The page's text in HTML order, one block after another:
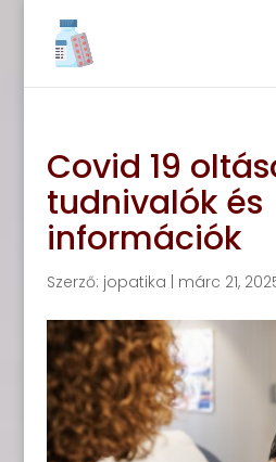
Covid 19
tudnivalók és
információk
Szerző: jopatika márc 21,